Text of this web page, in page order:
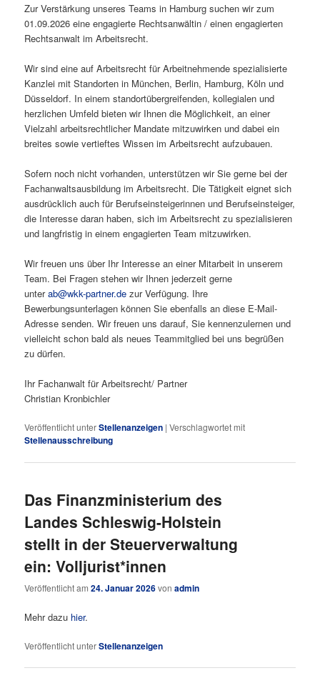
Zur Verstärkung unseres Teams in Hamburg suchen wir zum
01.09.2026 eine engagierte Rechtsanwältin / einen engagierten
Rechtsanwalt im Arbeitsrecht.
Wir sind eine auf Arbeitsrecht für Arbeitnehmende spezialisierte
Kanzlei mit Standorten in München, Berlin, Hamburg, Köln und
Düsseldorf. In einem standortübergreifenden, kollegialen und
herzlichen Umfeld bieten wir Ihnen die Möglichkeit, an einer
Vielzahl arbeitsrechtlicher Mandate mitzuwirken und dabei ein
breites sowie vertieftes Wissen im Arbeitsrecht aufzubauen.
Sofern noch nicht vorhanden, unterstützen wir Sie gerne bei der
Fachanwaltsausbildung im Arbeitsrecht. Die Tätigkeit eignet sich
ausdrücklich auch für Berufseinsteigerinnen und Berufseinsteiger,
die Interesse daran haben, sich im Arbeitsrecht zu spezialisieren
und langfristig in einem engagierten Team mitzuwirken.
Wir freuen uns über Ihr Interesse an einer Mitarbeit in unserem
Team. Bei Fragen stehen wir Ihnen jederzeit gerne
unterab@wkk-partner.de zur Verfügung. Ihre
Bewerbungsunterlagen können Sie ebenfalls an diese E-Mail-
Adresse senden. Wir freuen uns darauf, Sie kennenzulernen und
vielleicht schon bald als neues Teammitglied bei uns begrüßen
zu dürfen.
Ihr Fachanwalt für Arbeitsrecht/ Partner
Christian Kronbichler
Veröffentlicht unterStellenanzeigen |Verschlagwortet mit
Stellenausschreibung
Das Finanzministerium des
Landes Schleswig-Holstein
stellt in der Steuerverwaltung
ein: Volljurist*innen
Veröffentlicht am24. Januar 2026vonadmin
Mehr dazu hier.
Veröffentlicht unterStellenanzeigen